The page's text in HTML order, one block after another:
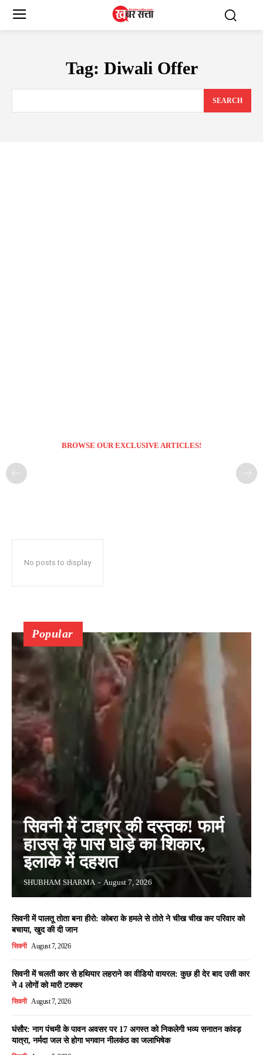
Tag: Diwali Offer
SEARCH
BROWSE OUR EXCLUSIVE ARTICLES!
No posts to display
Popular
सिवनी में टाइगर की दस्तक! फार्म
हाउस के पास घोड़े का शिकार,
इलाके में दहशत
SHUBHAM SHARMA - August 7, 2026
सिवनी में पालतू तोता बना हीरो: कोबरा के हमले से तोते ने चीख चीख कर परिवार को
बचाया, खुद की दी जान
सिवनी August 7, 2026
सिवनी में चलती कार से हथियार लहराने का वीडियो वायरल: कुछ ही देर बाद उसी कार
ने 4 लोगों को मारी टक्कर
सिवनी August 7, 2026
घंसौर: नाग पंचमी के पावन अवसर पर 17 अगस्त को निकलेगी भव्य सनातन कांवड़
यात्रा, नर्मदा जल से होगा भगवान नीलकंठ का जलाभिषेक